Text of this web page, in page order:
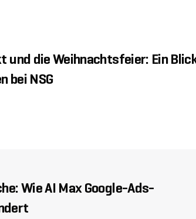
und die Weihnachtsfeier: Ein
bei NSG
Wie AI Max Google-Ads-